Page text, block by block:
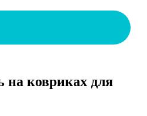
на ковриках для